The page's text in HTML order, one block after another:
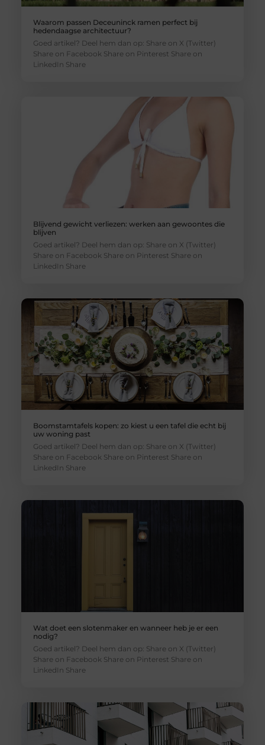
Waarom passen Deceuninck ramen perfect bij
hedendaagse architectuur?
Goed artikel? Deel hem dan op: Share on X (Twitter)
Share on Facebook Share on Pinterest Share on
LinkedIn Share
Blijvend gewicht verliezen: werken aan gewoontes die
blijven
Goed artikel? Deel hem dan op: Share on X (Twitter)
Share on Facebook Share on Pinterest Share on
LinkedIn Share
Boomstamtafels kopen: zo kiest u een tafel die echt bij
uw woning past
Goed artikel? Deel hem dan op: Share on X (Twitter)
Share on Facebook Share on Pinterest Share on
LinkedIn Share
Wat doet een slotenmaker en wanneer heb je er een
nodig?
Goed artikel? Deel hem dan op: Share on X (Twitter)
Share on Facebook Share on Pinterest Share on
LinkedIn Share